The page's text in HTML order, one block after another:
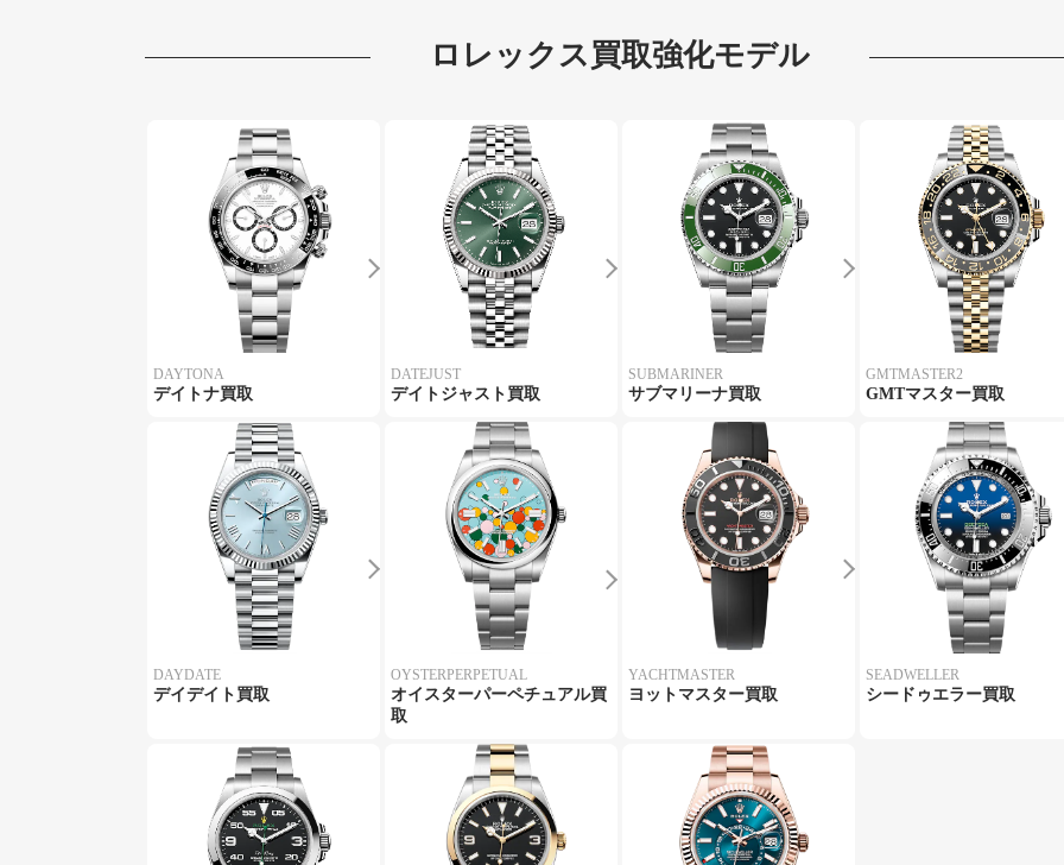
ロレックス買取強化モデル
DAYTONA
デイトナ買取
DATEJUST
デイトジャスト買取
SUBMARINER
サブマリーナ買取
GMTMASTER2
GMTマスター買取
DAYDATE
デイデイト買取
OYSTERPERPETUAL
オイスターパーペチュアル買
取
YACHTMASTER
ヨットマスター買取
SEADWELLER
シードゥエラー買取